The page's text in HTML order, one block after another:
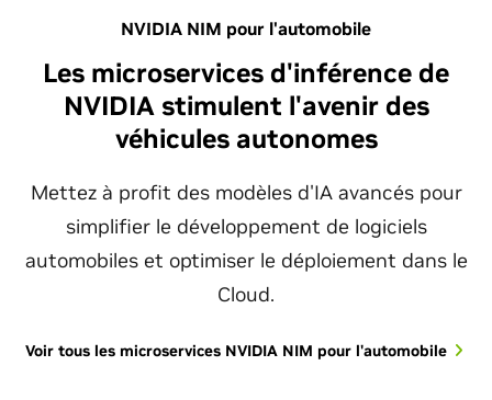
NVIDIA NIM pour l'automobile
Les microservices d'inférence de
NVIDIA stimulent l'avenir des
véhicules autonomes
Mettez à profit des modèles d'IA avancés pour
simplifier le développement de logiciels
automobiles et optimiser le déploiement dans le
Cloud.
Voir tous les microservices NVIDIA NIM pour l'automobile